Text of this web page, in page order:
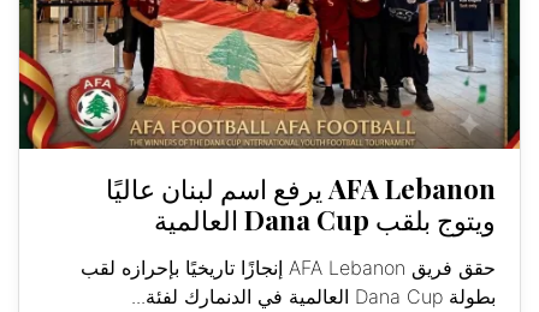
AFA Lebanon يرفع اسم لبنان عاليًا
ويتوج بلقب Dana Cup العالمية
حقق فريق AFA Lebanon إنجازًا تاريخيًا بإحرازه لقب
بطولة Dana Cup العالمية في الدنمارك لفئة...